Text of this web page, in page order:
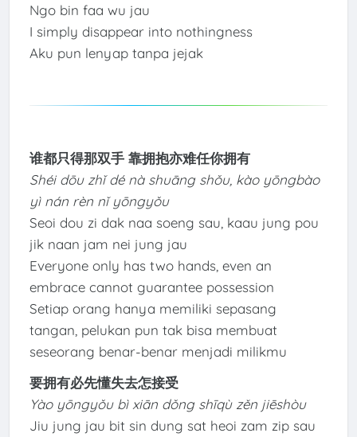
Ngo bin faa wu jau
I simply disappear into nothingness
Aku pun lenyap tanpa jejak
谁都只得那双手 靠拥抱亦难任你拥有
Shéi dōu zhǐ dé nà shuāng shǒu, kào yōngbào
yì nán rèn nǐ yōngyǒu
Seoi dou zi dak naa soeng sau, kaau jung pou
jik naan jam nei jung jau
Everyone only has two hands, even an
embrace cannot guarantee possession
Setiap orang hanya memiliki sepasang
tangan, pelukan pun tak bisa membuat
seseorang benar-benar menjadi milikmu
要拥有必先懂失去怎接受
Yào yōngyǒu bì xiān dǒng shīqù zěn jiēshòu
Jiu jung jau bit sin dung sat heoi zam zip sau